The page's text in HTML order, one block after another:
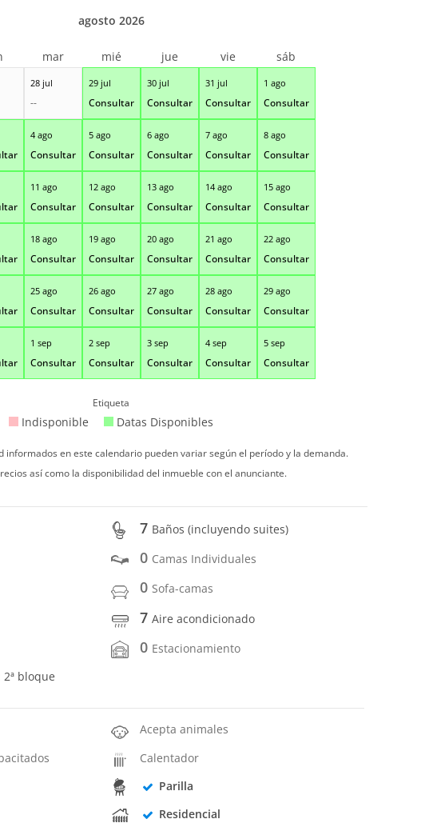
28 jul
--
29 jul
Consultar
30 jul
Consultar
31 jul
Consultar
1 ago
Consultar
4 ago
Consultar
5 ago
Consultar
6 ago
Consultar
7 ago
Consultar
8 ago
Consultar
11 ago
Consultar
12 ago
Consultar
13 ago
Consultar
14 ago
Consultar
15 ago
Consultar
18 ago
Consultar
19 ago
Consultar
20 ago
Consultar
21 ago
Consultar
22 ago
Consultar
25 ago
Consultar
26 ago
Consultar
27 ago
Consultar
28 ago
Consultar
29 ago
Consultar
1 sep
Consultar
2 sep
Consultar
3 sep
Consultar
4 sep
Consultar
5 sep
Consultar
agosto 2026
mar mié jue vie sáb
Etiqueta
Indisponible Datas Disponibles
informados en este calendario pueden variar según el período y la demanda.
así como la disponibilidad del inmueble con el anunciante.
7 Baños (incluyendo suites)
0 Camas Individuales
0 Sofa-camas
7Aire acondicionado
0 Estacionamiento
bloque
Acepta animales
Calentador
Parilla
Residencial